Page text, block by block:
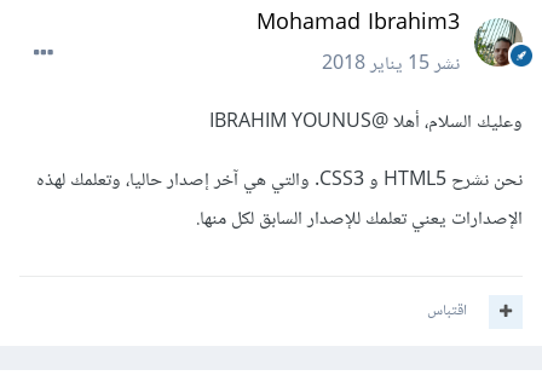
Mohamad Ibrahim3
نشر15 يناير 2018
وعليك السلام، أهلا@IBRAHIM YOUNUS
نحن نشرح HTML5 و CSS3. والتي هي آخر إصدار حاليا، وتعلمك لهذه
الإصدارات يعني تعلمك للإصدار السابق لكل منها.
اقتباس